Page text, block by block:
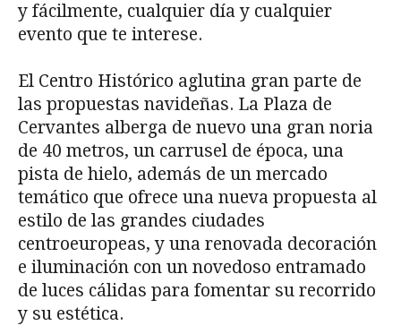
y fácilmente, cualquier día y cualquier
evento que te interese.
El Centro Histórico aglutina gran parte de
las propuestas navideñas. La Plaza de
Cervantes alberga de nuevo una gran noria
de 40 metros, un carrusel de época, una
pista de hielo, además de un mercado
temático que ofrece una nueva propuesta al
estilo de las grandes ciudades
centroeuropeas, y una renovada decoración
e iluminación con un novedoso entramado
de luces cálidas para fomentar su recorrido
y su estética.